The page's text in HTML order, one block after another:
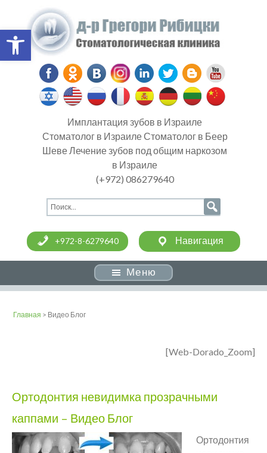
Open toolbar
Имплантация зубов в Израиле
Стоматолог в Израиле Стоматолог в Беер
Шеве Лечение зубов под общим наркозом
в Израиле
(+972) 086279640
+972-8-6279640 Навигация
Меню
Главная > Видео Блог
[Web-Dorado_Zoom]
Ортодонтия невидимка прозрачными
каппами – Видео Блог
Ортодонтия